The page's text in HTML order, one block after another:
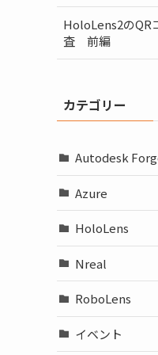
HoloLens2のQR
査 前編
カテゴリー
Autodesk
Azure
HoloLens
Nreal
RoboLens
イベント